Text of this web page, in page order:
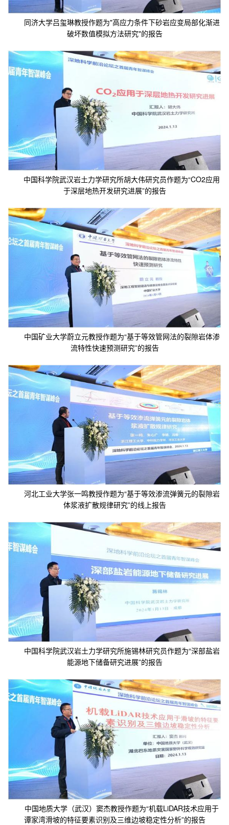
同济大学吕玺琳教授作题为"高应力条件下砂岩应变局部化渐进
破坏数值模拟方法研究"的报告
中国科学院武汉岩土力学研究所胡大伟研究员作题为“CO2应用
于深层地热开发研究进展”的报告
中国矿业大学蔚立元教授作题为“基于等效管网法的裂隙岩体渗
流特性快速预测研究”的报告
河北工业大学张一鸣教授作题为“基于等效渗流弹簧元的裂隙岩
体浆液扩散规律研究”的线上报告
中国科学院武汉岩土力学研究所施锡林研究员作题为“深部盐岩
能源地下储备研究进展”的报告
中国地质大学（武汉）窦杰教授作题为“机载LiDAR技术应用于
谭家湾滑坡的特征要素识别及三维边坡稳定性分析”的报告